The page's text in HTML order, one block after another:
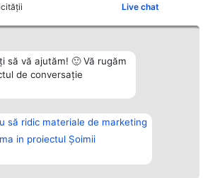
Live chat
să vă ajutăm! 🙂 Vă rugăm
de conversație
să ridic materiale de marketing
in proiectul Șoimii
Laureaților
Reguli
Statut